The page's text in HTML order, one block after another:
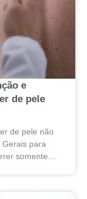
e
de pele
de pele não
Gerais para
somente